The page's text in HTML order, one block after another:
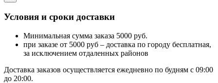
Условия и сроки доставки
Минимальная сумма заказа 5000 руб.
при заказе от 5000 руб – доставка по городу бесплатная,
за исключением отдаленных районов
Доставка заказов осуществляется ежедневно по будням с 09:00
до 20:00.